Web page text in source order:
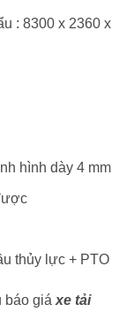
: 8300 x 2360 x
hình dày 4 mm
thủy lực + PTO
báo giá xe tải